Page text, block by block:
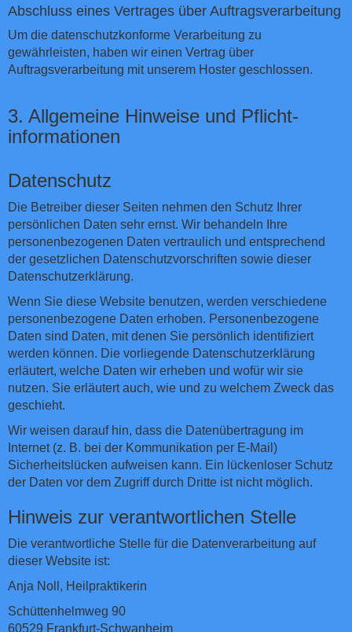
Abschluss eines Vertrages über Auftragsverarbeitung
Um die datenschutzkonforme Verarbeitung zu
gewährleisten, haben wir einen Vertrag über
Auftragsverarbeitung mit unserem Hoster geschlossen.
3. Allgemeine Hinweise und Pflicht­
informationen
Datenschutz
Die Betreiber dieser Seiten nehmen den Schutz Ihrer
persönlichen Daten sehr ernst. Wir behandeln Ihre
personenbezogenen Daten vertraulich und entsprechend
der gesetzlichen Datenschutzvorschriften sowie dieser
Datenschutzerklärung.
Wenn Sie diese Website benutzen, werden verschiedene
personenbezogene Daten erhoben. Personenbezogene
Daten sind Daten, mit denen Sie persönlich identifiziert
werden können. Die vorliegende Datenschutzerklärung
erläutert, welche Daten wir erheben und wofür wir sie
nutzen. Sie erläutert auch, wie und zu welchem Zweck das
geschieht.
Wir weisen darauf hin, dass die Datenübertragung im
Internet (z. B. bei der Kommunikation per E-Mail)
Sicherheitslücken aufweisen kann. Ein lückenloser Schutz
der Daten vor dem Zugriff durch Dritte ist nicht möglich.
Hinweis zur verantwortlichen Stelle
Die verantwortliche Stelle für die Datenverarbeitung auf
dieser Website ist:
Anja Noll, Heilpraktikerin
Schüttenhelmweg 90
60529 Frankfurt-Schwanheim